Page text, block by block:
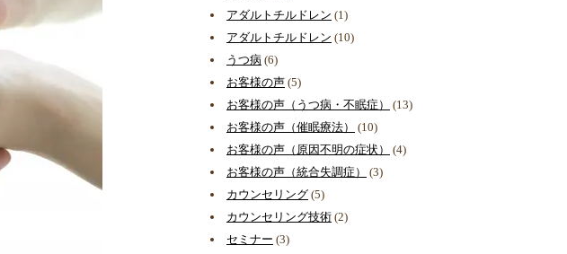
アダルトチルドレン (1)
アダルトチルドレン (10)
うつ病 (6)
お客様の声 (5)
お客様の声（うつ病・不眠症）
(13)
お客様の声（催眠療法）
(10)
お客様の声（原因不明の症状）
(4)
お客様の声（統合失調症）
(3)
カウンセリング (5)
カウンセリング技術 (2)
セミナー (3)